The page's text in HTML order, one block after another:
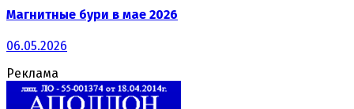
Магнитные бури в мае 2026
06.05.2026
Реклама